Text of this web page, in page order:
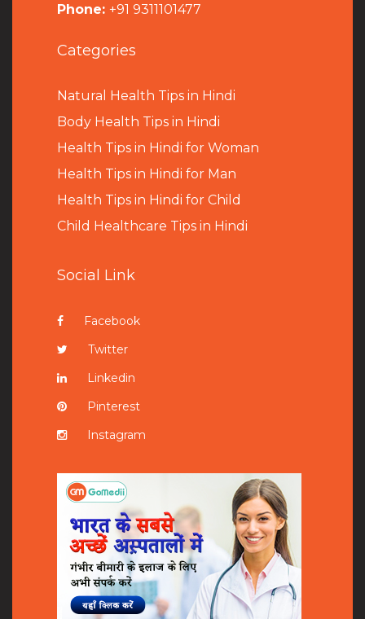
Phone: +91 9311101477
Categories
Natural Health Tips in Hindi
Body Health Tips in Hindi
Health Tips in Hindi for Woman
Health Tips in Hindi for Man
Health Tips in Hindi for Child
Child Healthcare Tips in Hindi
Social Link
Facebook
Twitter
Linkedin
Pinterest
Instagram